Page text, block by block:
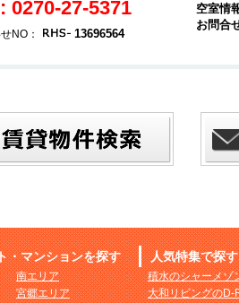
0270-27-5371
NO： 13696564
空室情
お問合
・マンションを探す
南エリア
宮郷エリア
人気特集で探す
積水のシャーメゾ
大和リビングのD-